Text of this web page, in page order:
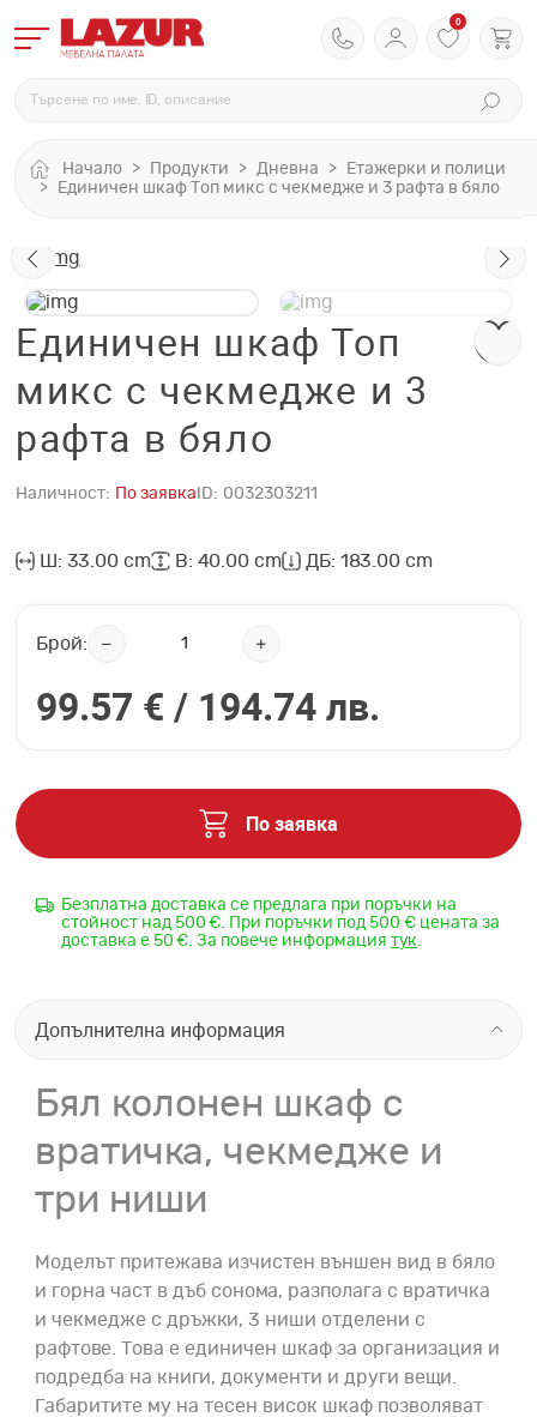
0
Начало Продукти Дневна
Етажерки и полици
Единичен шкаф Топ микс с чекмедже и 3 рафта в бяло
Единичен шкаф Топ
микс с чекмедже и 3
рафта в бяло
Наличност: По заявка ID: 0032303211
Ш: 33.00 cm В: 40.00 cm ДБ: 183.00 cm
Брой:
99.57 € / 194.74 лв.
По заявка
Безплатна доставка се предлага при поръчки на
стойност над 500 €. При поръчки под 500 € цената за
доставка е 50 €. За повече информация тук.
Допълнителна информация
Бял колонен шкаф с
вратичка, чекмедже и
три ниши
Моделът притежава изчистен външен вид в бяло
и горна част в дъб сонома, разполага с вратичка
и чекмедже с дръжки, 3 ниши отделени с
рафтове. Това е единичен шкаф за организация и
подредба на книги, документи и други вещи.
Габаритите му на тесен висок шкаф позволяват